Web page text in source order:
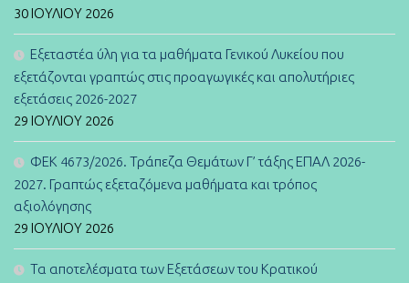
30 ΙΟΥΛΊΟΥ 2026
Εξεταστέα ύλη για τα μαθήματα Γενικού Λυκείου που
εξετάζονται γραπτώς στις προαγωγικές και απολυτήριες
εξετάσεις 2026-2027
29 ΙΟΥΛΊΟΥ 2026
ΦΕΚ 4673/2026. Τράπεζα Θεμάτων Γ’ τάξης ΕΠΑΛ 2026-
2027. Γραπτώς εξεταζόμενα μαθήματα και τρόπος
αξιολόγησης
29 ΙΟΥΛΊΟΥ 2026
Τα αποτελέσματα των Εξετάσεων του Κρατικού